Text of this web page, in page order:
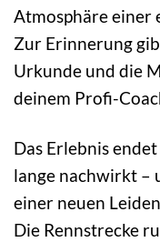
Atmosphäre einer
Zur Erinnerung
Urkunde und die
deinem Profi-
Das Erlebnis
lange nachwirkt –
einer neuen
Die Rennstrecke